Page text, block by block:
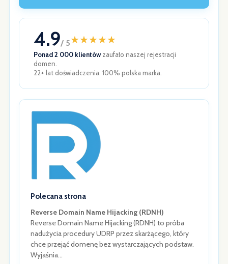
4.9/ 5★★★★★
Ponad 2 000 klientówzaufało naszej rejestracji
domen.
22+ lat doświadczenia. 100% polska marka.
Polecana strona
Reverse Domain Name Hijacking (RDNH)
Reverse Domain Name Hijacking (RDNH) to próba
nadużycia procedury UDRP przez skarżącego, który
chce przejąć domenę bez wystarczających podstaw.
Wyjaśnia…